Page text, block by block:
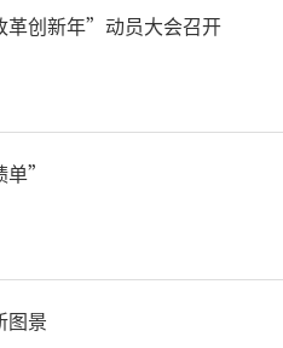
革创新年”动员大会召开
”
图景